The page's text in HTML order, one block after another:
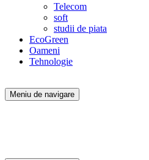
Telecom
soft
studii de piata
EcoGreen
Oameni
Tehnologie
Meniu de navigare